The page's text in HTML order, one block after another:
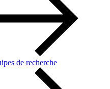
de recherche